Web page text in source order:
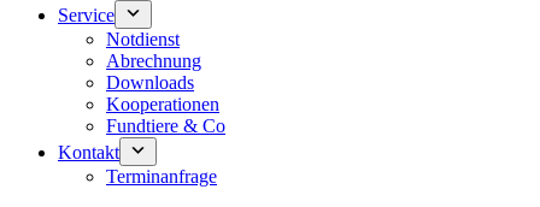
Service
Notdienst
Abrechnung
Downloads
Kooperationen
Fundtiere & Co
Kontakt
Terminanfrage